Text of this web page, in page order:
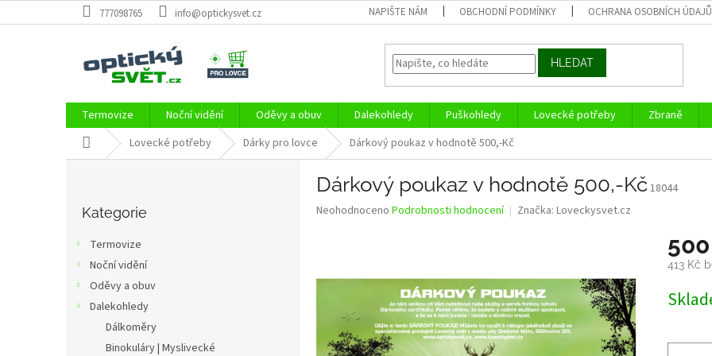
na
777098765 info@optickysvet.cz NAPIŠTE NÁM OBCHODNÍ PODMÍNKY OCHRANA OSOBNÍCH ÚDAJŮ
HLEDAT
Termovize Noční vidění Oděvy a obuv Dalekohledy Puškohledy Lovecké potřeby Zbraně
Domů Lovecké potřeby Dárky pro lovce Dárkový poukaz v hodnotě 500,-Kč
kategorie
Kategorie
Termovize
Noční vidění
Oděvy a obuv
Dalekohledy
Dálkoměry
Binokuláry | Myslivecké
Dárkový poukaz v hodnotě 500,-Kč18044
Průměrné
hvězdiček.
Neohodnoceno Podrobnosti hodnocení Značka: Loveckysvet.cz
413 Kč
cena: